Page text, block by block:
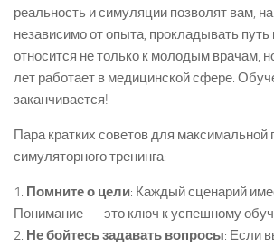
реальность и симуляции позволят вам,
независимо от опыта, прокладывать путь
относится не только к молодым врачам,
лет работает в медицинской сфере.
заканчивается!
Пара кратких советов для максимальной
симуляторного тренинга:
1. Помните о цели: Каждый сценарий
Понимание — это ключ к успешному
2. Не бойтесь задавать вопросы: Если